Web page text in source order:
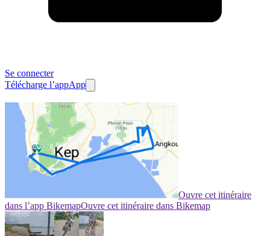
Se connecter
Télécharge l’appApp
Ouvre cet itinéraire
dans l’app BikemapOuvre cet itinéraire dans Bikemap